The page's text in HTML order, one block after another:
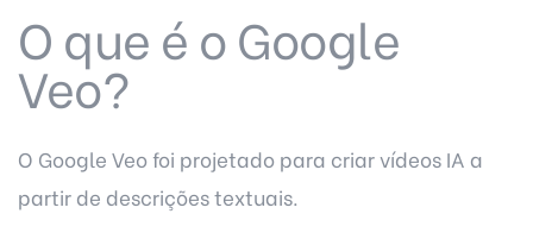
O que é o Google
Veo?
O Google Veo foi projetado para criar vídeos IA a
partir de descrições textuais.